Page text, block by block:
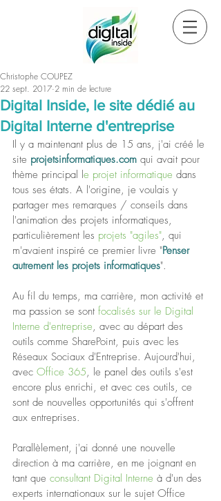
Digital Inside, le site dédié au
Digital Interne d'entreprise
Christophe COUPEZ
22 sept. 2017 2 min de lecture
Il y a maintenant plus de 15 ans, j'ai créé le
site projetsinformatiques.com qui avait pour
thème principal le projet informatique dans
tous ses états. A l'origine, je voulais y
partager mes remarques / conseils dans
l'animation des projets informatiques,
particulièrement les projets "agiles", qui
m'avaient inspiré ce premier livre "Penser
autrement les projets informatiques".
Au fil du temps, ma carrière, mon activité et
ma passion se sont focalisés sur le Digital
Interne d'entreprise, avec au départ des
outils comme SharePoint, puis avec les
Réseaux Sociaux d'Entreprise. Aujourd'hui,
avec Office 365, le panel des outils s'est
encore plus enrichi, et avec ces outils, ce
sont de nouvelles opportunités qui s'offrent
aux entreprises.
Parallèlement, j'ai donné une nouvelle
direction à ma carrière, en me joignant en
tant que consultant Digital Interne à d'un des
experts internationaux sur le sujet Office